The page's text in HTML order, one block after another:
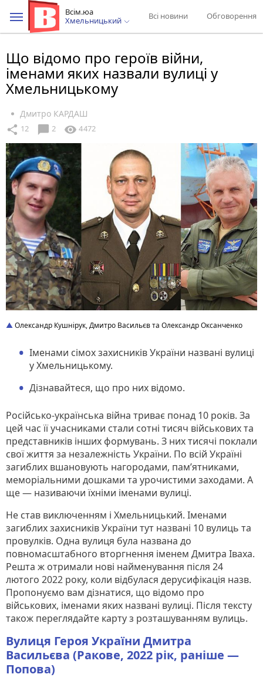
Всім.юа
Хмельницький
Всі новини Обговорення
Що відомо про героїв війни,
іменами яких назвали вулиці у
Хмельницькому
Дмитро КАРДАШ
share 12 chat_bubble 2 visibility 4472
Олександр Кушнірук, Дмитро Васильєв та Олександр Оксанченко
Іменами сімох захисників України названі вулиці
у Хмельницькому.
Дізнавайтеся, що про них відомо.
Російсько-українська війна триває понад 10 років. За
цей час її учасниками стали сотні тисяч військових та
представників інших формувань. З них тисячі поклали
свої життя за незалежність України. По всій Україні
загиблих вшановують нагородами, пам’ятниками,
меморіальними дошками та урочистими заходами. А
ще — називаючи їхніми іменами вулиці.
Не став виключенням і Хмельницький. Іменами
загиблих захисників України тут названі 10 вулиць та
провулків. Одна вулиця була названа до
повномасштабного вторгнення іменем Дмитра Іваха.
Решта ж отримали нові найменування після 24
лютого 2022 року, коли відбулася дерусифікація назв.
Пропонуємо вам дізнатися, що відомо про
військових, іменами яких названі вулиці. Після тексту
також переглядайте карту з розташуванням вулиць.
Вулиця Героя України Дмитра
Васильєва (Ракове, 2022 рік, раніше —
Попова)